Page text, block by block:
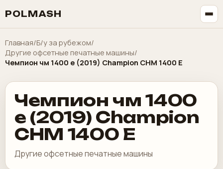
POLMASH
Главная/Б/у за рубежом/
Другие офсетные печатные машины/
Чемпион чм 1400 е (2019) Champion CHM 1400 E
Чемпион чм 1400
е (2019) Champion
CHM 1400 E
Другие офсетные печатные машины